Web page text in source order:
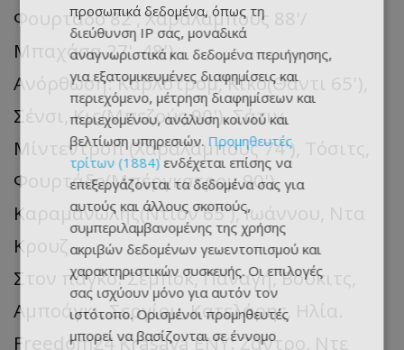
Φουρτάδο 82', Χαραλάμπους 88'/
Μπαχάσα 27', 48')
Ανόρθωση: Κάρλστρομ, Κίκο(Θάντι 65'),
Σένσι, Κις(Μπεζούς 90'), Σάτιν,
Μίντεντροπ (Χαραλάμπους 74'), Τόσιτς,
Φουρτάδο(Μπέργκστρομ 90'),
Καραμανώλης(Ντιόν 65'), Ιωάννου, Ντα
Κρουζ.
Στον πάγκο: Σέμποκ, Παναγή, Βούκιτς,
Αμποάγκι, Σεργίου, Κατελάρης, Ηλία.
Freedom24 Krasava ΕΝΥ: Ζάντρο, Ντε
προσωπικά δεδομένα, όπως τη
διεύθυνση IP σας, μοναδικά
αναγνωριστικά και δεδομένα περιήγησης,
για εξατομικευμένες διαφημίσεις και
περιεχόμενο, μέτρηση διαφημίσεων και
περιεχομένου, ανάλυση κοινού και
βελτίωση υπηρεσιών. Προμηθευτές
τρίτων (1884) ενδέχεται επίσης να
επεξεργάζονται τα δεδομένα σας για
αυτούς και άλλους σκοπούς,
συμπεριλαμβανομένης της χρήσης
ακριβών δεδομένων γεωεντοπισμού και
χαρακτηριστικών συσκευής. Οι επιλογές
σας ισχύουν μόνο για αυτόν τον
ιστότοπο. Ορισμένοι προμηθευτές
μπορεί να βασίζονται σε έννομο